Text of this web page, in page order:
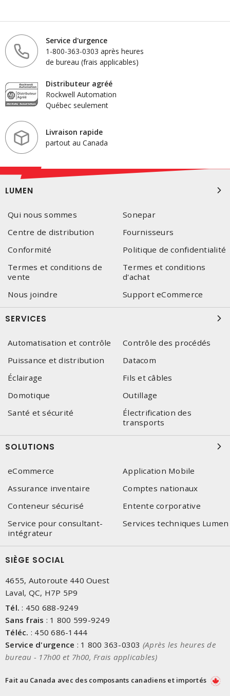
Service d'urgence
1-800-363-0303 après heures
de bureau (frais applicables)
Distributeur agréé
Rockwell Automation
Québec seulement
Livraison rapide
partout au Canada
LUMEN
Qui nous sommes
Sonepar
Centre de distribution
Fournisseurs
Conformité
Politique de confidentialité
Termes et conditions de
vente
Termes et conditions
d'achat
Nous joindre
Support eCommerce
SERVICES
Automatisation et contrôle
Contrôle des procédés
Puissance et distribution
Datacom
Éclairage
Fils et câbles
Domotique
Outillage
Santé et sécurité
Électrification des
transports
SOLUTIONS
eCommerce
Application Mobile
Assurance inventaire
Comptes nationaux
Conteneur sécurisé
Entente corporative
Service pour consultant-
intégrateur
Services techniques Lumen
SIÈGE SOCIAL
4655, Autoroute 440 Ouest
Laval, QC, H7P 5P9
Tél. : 450 688-9249
Sans frais : 1 800 599-9249
Téléc. : 450 686-1444
Service d'urgence : 1 800 363-0303 (Après les heures de
bureau - 17h00 et 7h00, Frais applicables)
Fait au Canada avec des composants canadiens et importés